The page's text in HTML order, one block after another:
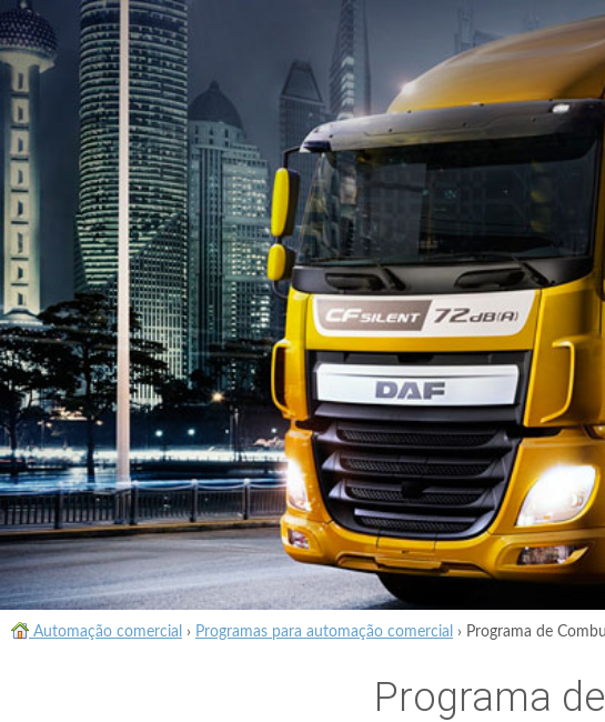
Automação comercial › Programas para automação comercial › Programa de
Programa